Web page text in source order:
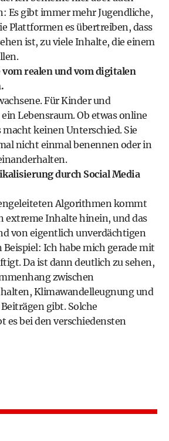
Es gibt immer mehr Jugendliche,
Plattformen es übertreiben, dass
ist, zu viele Inhalte, die einem
realen und vom digitalen
Für Kinder und
Lebensraum. Ob etwas online
keinen Unterschied. Sie
nicht einmal benennen oder in
durch Social Media
Algorithmen kommt
extreme Inhalte hinein, und das
von eigentlich unverdächtigen
Ich habe mich gerade mit
Da ist dann deutlich zu sehen,
zwischen
Klimawandelleugnung und
gibt. Solche
es bei den verschiedensten